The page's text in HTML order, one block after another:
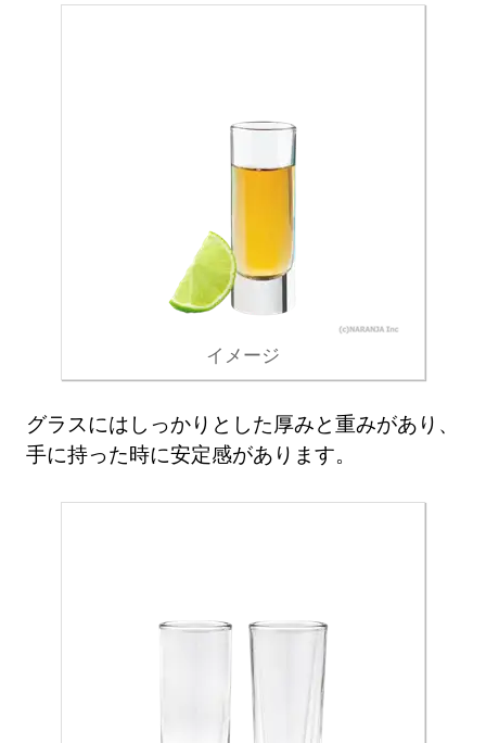
イメージ
グラスにはしっかりとした厚みと重みがあり、
手に持った時に安定感があります。